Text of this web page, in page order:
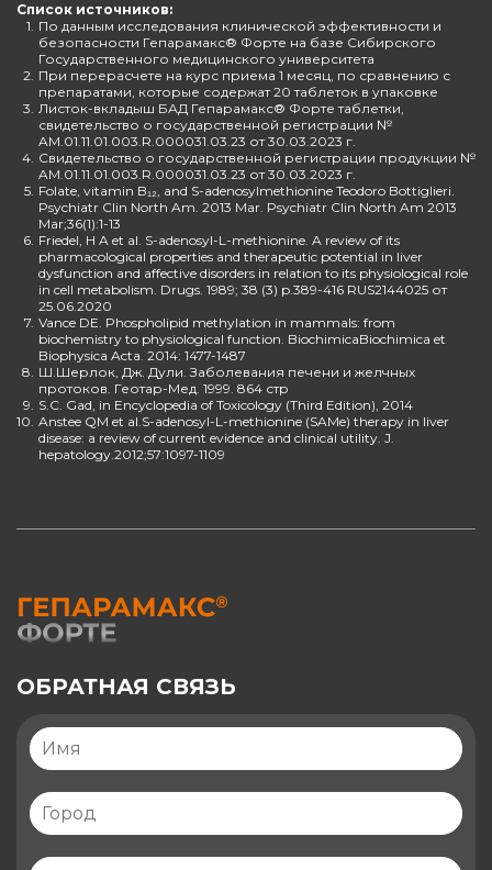
Список источников:
1. По данным исследования клинической эффективности и
безопасности Гепарамакс® Форте на базе Сибирского
Государственного медицинского университета
2. При перерасчете на курс приема 1 месяц, по сравнению с
препаратами, которые содержат 20 таблеток в упаковке
3. Листок-вкладыш БАД Гепарамакс® Форте таблетки,
свидетельство о государственной регистрации №
AM.01.11.01.003.R.000031.03.23 от 30.03.2023 г.
4. Свидетельство о государственной регистрации продукции №
AM.01.11.01.003.R.000031.03.23 от 30.03.2023 г.
5. Folate, vitamin B₁₂, and S-adenosylmethionine Teodoro Bottiglieri.
Psychiatr Clin North Am. 2013 Mar. Psychiatr Clin North Am 2013
Mar;36(1):1-13
6. Friedel, H A et al. S-adenosyl-L-methionine. A review of its
pharmacological properties and therapeutic potential in liver
dysfunction and affective disorders in relation to its physiological role
in cell metabolism. Drugs. 1989; 38 (3) p.389-416 RUS2144025 от
25.06.2020
7. Vance DE. Phospholipid methylation in mammals: from
biochemistry to physiological function. BiochimicaBiochimica et
Biophysica Acta. 2014: 1477-1487
8. Ш.Шерлок, Дж. Дули. Заболевания печени и желчных
протоков. Геотар-Мед. 1999. 864 стр
9. S.C. Gad, in Encyclopedia of Toxicology (Third Edition), 2014
10. Anstee QM et al.S-adenosyl-L-methionine (SAMe) therapy in liver
disease: a review of current evidence and clinical utility. J.
hepatology.2012;57:1097-1109
ОБРАТНАЯ СВЯЗЬ